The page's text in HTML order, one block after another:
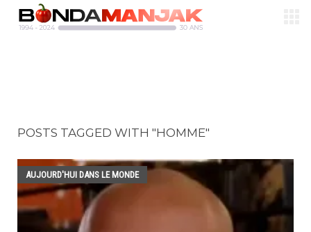
POSTS TAGGED WITH "HOMME"
AUJOURD'HUI DANS LE MONDE